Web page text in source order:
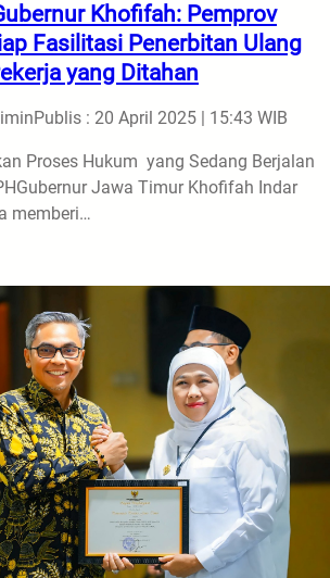
Khofifah: Pemprov
Fasilitasi Penerbitan Ulang
yang Ditahan
Publis : 20 April 2025 | 15:43 WIB
Proses Hukum yang Sedang Berjalan
Jawa Timur Khofifah Indar
memberi…